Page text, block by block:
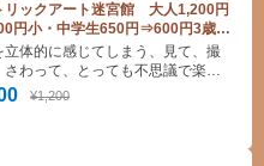
リックアート迷宮館 大人1,200円
円小・中学生650円⇒600円3歳～
円⇒450円
¥1,200
立体的に感じてしまう、見て、撮
さわって、とっても不思議で楽し
いアート！